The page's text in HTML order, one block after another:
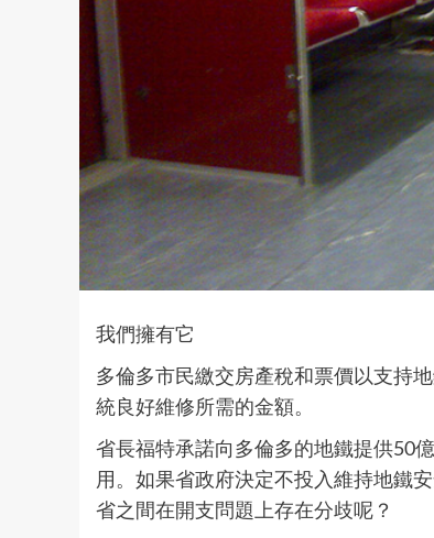
我們擁有它
多倫多市民繳交房產稅和票價以支持
統良好維修所需的金額。
省長福特承諾向多倫多的地鐵提供50
用。如果省政府決定不投入維持地鐵
省之間在開支問題上存在分歧呢？